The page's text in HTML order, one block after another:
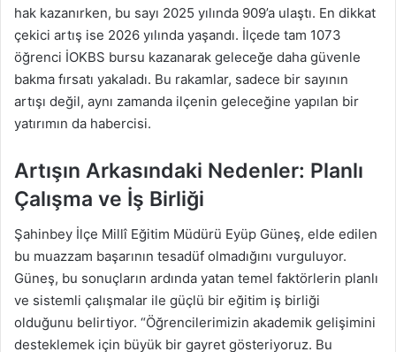
hak kazanırken, bu sayı 2025 yılında 909’a ulaştı. En dikkat
çekici artış ise 2026 yılında yaşandı. İlçede tam 1073
öğrenci İOKBS bursu kazanarak geleceğe daha güvenle
bakma fırsatı yakaladı. Bu rakamlar, sadece bir sayının
artışı değil, aynı zamanda ilçenin geleceğine yapılan bir
yatırımın da habercisi.
Artışın Arkasındaki Nedenler: Planlı
Çalışma ve İş Birliği
Şahinbey İlçe Millî Eğitim Müdürü Eyüp Güneş, elde edilen
bu muazzam başarının tesadüf olmadığını vurguluyor.
Güneş, bu sonuçların ardında yatan temel faktörlerin planlı
ve sistemli çalışmalar ile güçlü bir eğitim iş birliği
olduğunu belirtiyor. “Öğrencilerimizin akademik gelişimini
desteklemek için büyük bir gayret gösteriyoruz. Bu